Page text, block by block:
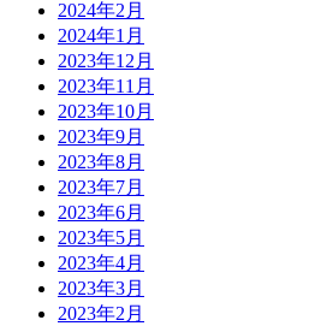
2024年2月
2024年1月
2023年12月
2023年11月
2023年10月
2023年9月
2023年8月
2023年7月
2023年6月
2023年5月
2023年4月
2023年3月
2023年2月